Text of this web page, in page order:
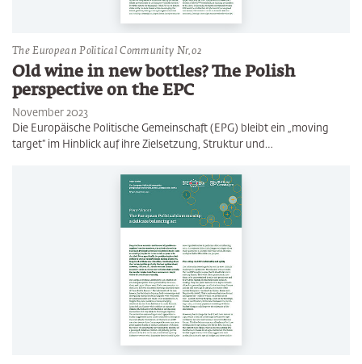
The European Political Community Nr.02
Old wine in new bottles? The Polish
perspective on the EPC
November 2023
Die Europäische Politische Gemeinschaft (EPG) bleibt ein „moving
target“ im Hinblick auf ihre Zielsetzung, Struktur und…